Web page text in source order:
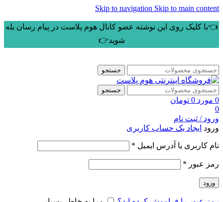
Skip to navigation Skip to main content
👈با کلیک روی این نوشته عضو کانال هوم پلاست در پیام رسان بله
شوید👉
جستجو
جستجو
0 مورد 0 تومان
0
ورود / ثبت نام
ورود ایجاد یک حساب کاربری
نام کاربری یا آدرس ایمیل *
رمز عبور *
ورود